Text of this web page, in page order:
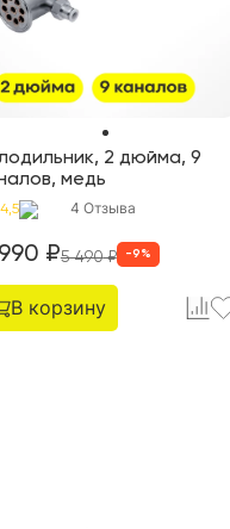
2 дюйма, 9
медь
4,5 4 Отзыва
₽5 490₽ -9 %
В корзину